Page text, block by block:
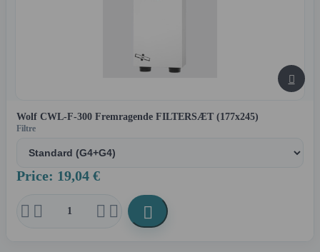

Wolf CWL-F-300 Fremragende FILTERSÆT (177x245)
Filtre
Price: 19,04 €
    